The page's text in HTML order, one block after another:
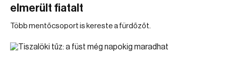
elmerült fiatalt
Több mentőcsoport is kereste a fürdőzőt.